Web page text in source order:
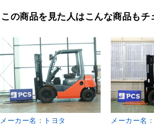
この商品を見た人はこんな商品もチ
メーカー名：トヨタ
メーカー名